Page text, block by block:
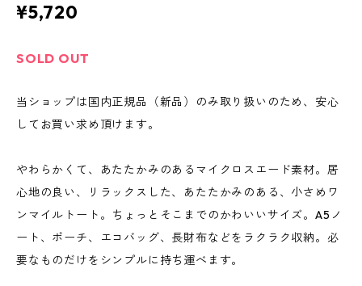
¥5,720
SOLD OUT
当ショップは国内正規品（新品）のみ取り扱いのため、安心
してお買い求め頂けます。
やわらかくて、あたたかみのあるマイクロスエード素材。居
心地の良い、リラックスした、あたたかみのある、小さめワ
ンマイルトート。ちょっとそこまでのかわいいサイズ。A5ノ
ート、ポーチ、エコバッグ、長財布などをラクラク収納。必
要なものだけをシンプルに持ち運べます。